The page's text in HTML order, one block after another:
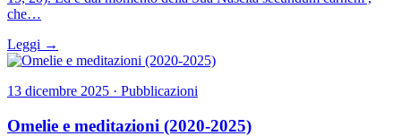
che…
Leggi →
13 dicembre 2025 · Pubblicazioni
Omelie e meditazioni (2020-2025)